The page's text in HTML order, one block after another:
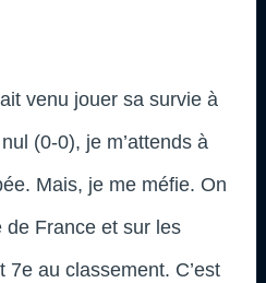
venu jouer sa survie à
(0-0), je m’attends à
Mais, je me méfie. On
de France et sur les
7e au classement. C’est